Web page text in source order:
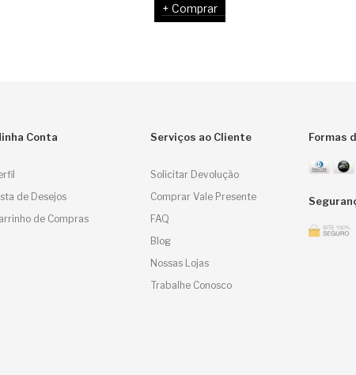
Comprar
Conta
de Desejos
de Compras
Serviços ao Cliente
Solicitar Devolução
Comprar Vale Presente
FAQ
Blog
Nossas Lojas
Trabalhe Conosco
Formas